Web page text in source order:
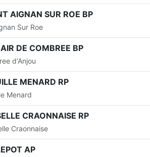
AIGNAN SUR ROE BP
Sur Roe
DE COMBREE BP
d'Anjou
MENARD RP
Menard
CRAONNAISE RP
Craonnaise
AP